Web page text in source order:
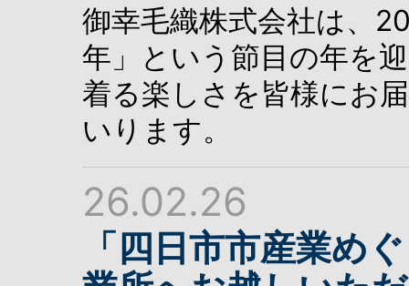
御幸毛織株式会社は、
年」という節目の年を
着る楽しさを皆様にお
いります。
26.02.26
「四日市市産業め